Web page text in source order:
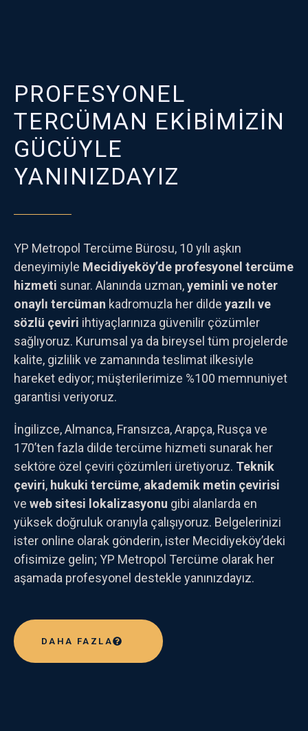
PROFESYONEL
TERCÜMAN EKIBIMIZIN
GÜCÜYLE
YANINIZDAYIZ
YP Metropol Tercüme Bürosu, 10 yılı aşkın
deneyimiyle Mecidiyeköy’de profesyonel tercüme
hizmeti sunar. Alanında uzman,yeminli ve noter
onaylı tercüman kadromuzla her dilde yazılı ve
sözlü çeviri ihtiyaçlarınıza güvenilir çözümler
sağlıyoruz. Kurumsal ya da bireysel tüm projelerde
kalite, gizlilik ve zamanında teslimat ilkesiyle
hareket ediyor; müşterilerimize %100 memnuniyet
garantisi veriyoruz.
İngilizce, Almanca, Fransızca, Arapça, Rusça ve
170’ten fazla dilde tercüme hizmeti sunarak her
sektöre özel çeviri çözümleri üretiyoruz. Teknik
çeviri, hukuki tercüme, akademik metin çevirisi
ve web sitesi lokalizasyonu gibi alanlarda en
yüksek doğruluk oranıyla çalışıyoruz. Belgelerinizi
ister online olarak gönderin, ister Mecidiyeköy’deki
ofisimize gelin; YP Metropol Tercüme olarak her
aşamada profesyonel destekle yanınızdayız.
DAHA FAZLA